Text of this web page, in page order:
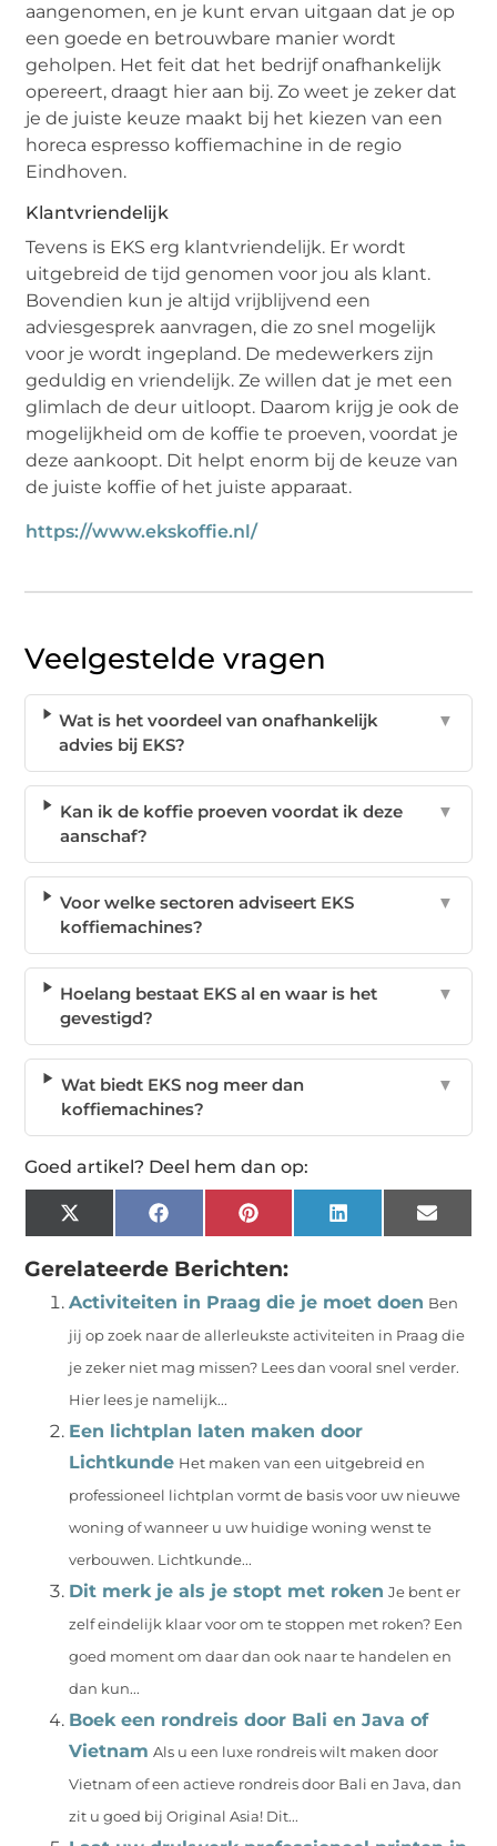
aangenomen, en je kunt ervan uitgaan dat je op
een goede en betrouwbare manier wordt
geholpen. Het feit dat het bedrijf onafhankelijk
opereert, draagt hier aan bij. Zo weet je zeker dat
je de juiste keuze maakt bij het kiezen van een
horeca espresso koffiemachine in de regio
Eindhoven.
Klantvriendelijk
Tevens is EKS erg klantvriendelijk. Er wordt
uitgebreid de tijd genomen voor jou als klant.
Bovendien kun je altijd vrijblijvend een
adviesgesprek aanvragen, die zo snel mogelijk
voor je wordt ingepland. De medewerkers zijn
geduldig en vriendelijk. Ze willen dat je met een
glimlach de deur uitloopt. Daarom krijg je ook de
mogelijkheid om de koffie te proeven, voordat je
deze aankoopt. Dit helpt enorm bij de keuze van
de juiste koffie of het juiste apparaat.
https://www.ekskoffie.nl/
Veelgestelde vragen
Wat is het voordeel van onafhankelijk
advies bij EKS?
▼
Kan ik de koffie proeven voordat ik deze
aanschaf?
▼
Voor welke sectoren adviseert EKS
koffiemachines?
▼
Hoelang bestaat EKS al en waar is het
gevestigd?
▼
Wat biedt EKS nog meer dan
koffiemachines?
▼
Goed artikel? Deel hem dan op:
X
(Twitter)
FacebookPinterest LinkedIn Email
Gerelateerde Berichten:
Activiteiten in Praag die je moet doen Ben
jij op zoek naar de allerleukste activiteiten in Praag die
je zeker niet mag missen? Lees dan vooral snel verder.
Hier lees je namelijk...
Een lichtplan laten maken door
Lichtkunde Het maken van een uitgebreid en
professioneel lichtplan vormt de basis voor uw nieuwe
woning of wanneer u uw huidige woning wenst te
verbouwen. Lichtkunde...
Dit merk je als je stopt met roken Je bent er
zelf eindelijk klaar voor om te stoppen met roken? Een
goed moment om daar dan ook naar te handelen en
dan kun...
Boek een rondreis door Bali en Java of
Vietnam Als u een luxe rondreis wilt maken door
Vietnam of een actieve rondreis door Bali en Java, dan
zit u goed bij Original Asia! Dit...